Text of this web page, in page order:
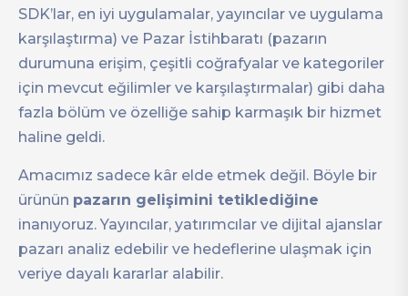
SDK’lar, en iyi uygulamalar, yayıncılar ve uygulama
karşılaştırma) ve Pazar İstihbaratı (pazarın
durumuna erişim, çeşitli coğrafyalar ve kategoriler
için mevcut eğilimler ve karşılaştırmalar) gibi daha
fazla bölüm ve özelliğe sahip karmaşık bir hizmet
haline geldi.
Amacımız sadece kâr elde etmek değil. Böyle bir
ürünün pazarın gelişimini tetiklediğine
inanıyoruz. Yayıncılar, yatırımcılar ve dijital ajanslar
pazarı analiz edebilir ve hedeflerine ulaşmak için
veriye dayalı kararlar alabilir.